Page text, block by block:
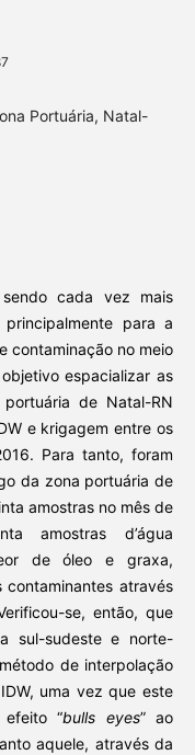
Portuária, Natal-
cada vez mais
para a
contaminação no meio
espacializar as
de Natal-RN
e krigagem entre os
Para tanto, foram
da zona portuária de
amostras no mês de
amostras d’água
de óleo e graxa,
contaminantes através
se, então, que
sul-sudeste e norte-
de interpolação
uma vez que este
efeito “bulls eyes” ao
aquele, através da